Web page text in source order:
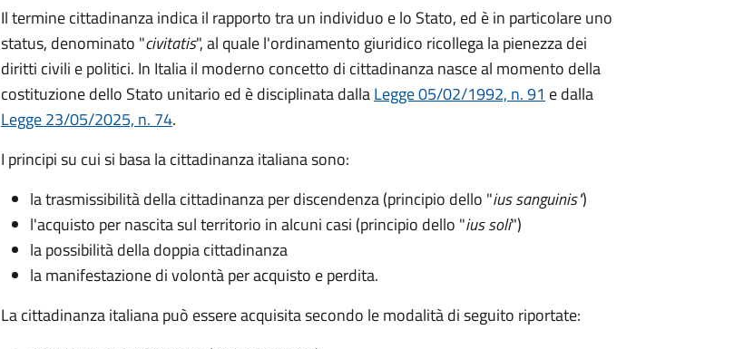
Il termine cittadinanza indica il rapporto tra un individuo e lo Stato, ed è in particolare uno
status, denominato "civitatis", al quale l'ordinamento giuridico ricollega la pienezza dei
diritti civili e politici. In Italia il moderno concetto di cittadinanza nasce al momento della
costituzione dello Stato unitario ed è disciplinata dallaLegge 05/02/1992, n. 91 e dalla
Legge 23/05/2025, n. 74.
I principi su cui si basa la cittadinanza italiana sono:
la trasmissibilità della cittadinanza per discendenza (principio dello "ius sanguinis")
l'acquisto per nascita sul territorio in alcuni casi (principio dello "ius soli")
la possibilità della doppia cittadinanza
la manifestazione di volontà per acquisto e perdita.
La cittadinanza italiana può essere acquisita secondo le modalità di seguito riportate: